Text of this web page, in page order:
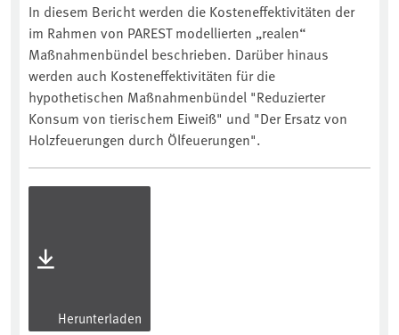
In diesem Bericht werden die Kosteneffektivitäten der
im Rahmen von PAREST modellierten „realen“
Maßnahmenbündel beschrieben. Darüber hinaus
werden auch Kosteneffektivitäten für die
hypothetischen Maßnahmenbündel "Reduzierter
Konsum von tierischem Eiweiß" und "Der Ersatz von
Holzfeuerungen durch Ölfeuerungen".
Herunterladen